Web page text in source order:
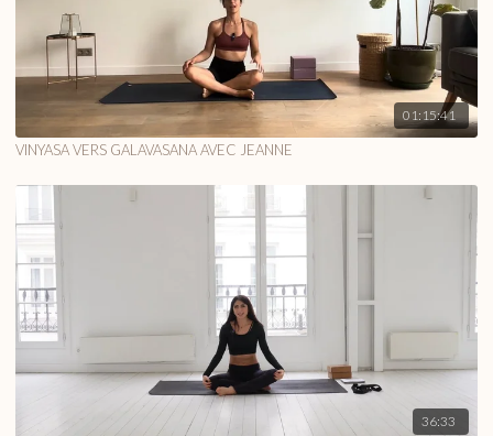
01:15:41
VINYASA VERS GALAVASANA AVEC JEANNE
36:33